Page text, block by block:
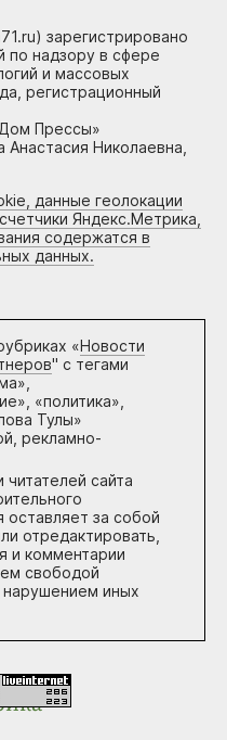
зарегистрировано
надзору в сфере
и массовых
регистрационный
Прессы»
Николаевна,
данные геолокации
Яндекс.Метрика,
содержатся в
данных.
«Новости
" с тегами
«политика»,
Тулы»
рекламно-
сайта
оставляет за собой
отредактировать,
и комментарии
свободой
иных